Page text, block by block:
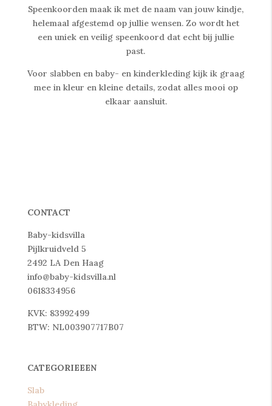
Speenkoorden maak ik met de naam van jouw kindje,
helemaal afgestemd op jullie wensen. Zo wordt het
een uniek en veilig speenkoord dat echt bij jullie
past.
Voor slabben en baby- en kinderkleding kijk ik graag
mee in kleur en kleine details, zodat alles mooi op
elkaar aansluit.
CONTACT
Baby-kidsvilla
Pijlkruidveld 5
2492 LA Den Haag
info@baby-kidsvilla.nl
0618334956
KVK: 83992499
BTW: NL003907717B07
CATEGORIEEEN
Slab